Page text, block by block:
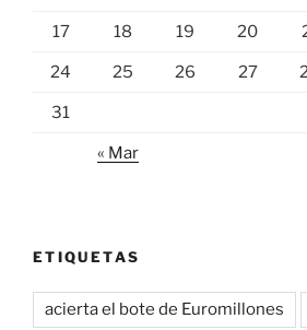
17 18 19 20
24 25 26 27
31
« Mar
ETIQUETAS
acierta el bote de Euromillones